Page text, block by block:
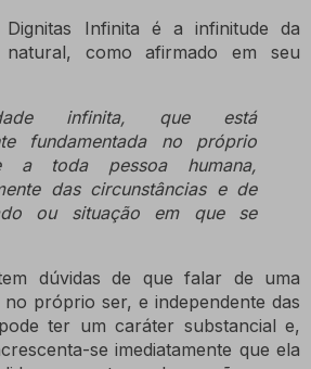
Infinita é a infinitude da
natural, como afirmado em seu
infinita, que está
fundamentada no próprio
a toda pessoa humana,
das circunstâncias e de
ou situação em que se
dúvidas de que falar de uma
no próprio ser, e independente das
ter um caráter substancial e,
se imediatamente que ela